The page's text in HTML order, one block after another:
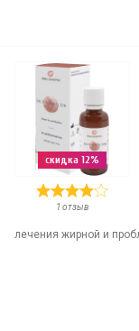
скидка 12%
1 отзыв
лечения жирной и